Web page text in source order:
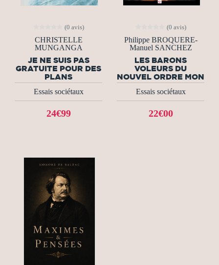
(0 avis)
CHRISTELLE
MUNGANGA
JE NE SUIS PAS
GRATUITE POUR DES
PLANS
Essais sociétaux
24€99
(0 avis)
Philippe BROQUERE-
Manuel SANCHEZ
LES BARONS
VOLEURS DU
NOUVEL ORDRE MON
Essais sociétaux
22€00